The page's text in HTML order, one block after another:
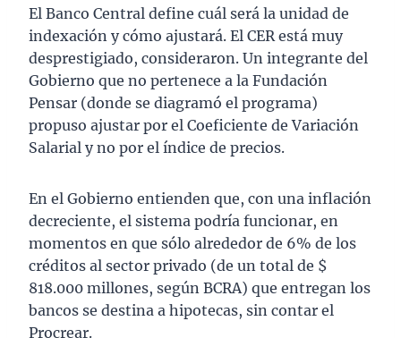
El Banco Central define cuál será la unidad de
indexación y cómo ajustará. El CER está muy
desprestigiado, consideraron. Un integrante del
Gobierno que no pertenece a la Fundación
Pensar (donde se diagramó el programa)
propuso ajustar por el Coeficiente de Variación
Salarial y no por el índice de precios.
En el Gobierno entienden que, con una inflación
decreciente, el sistema podría funcionar, en
momentos en que sólo alrededor de 6% de los
créditos al sector privado (de un total de $
818.000 millones, según BCRA) que entregan los
bancos se destina a hipotecas, sin contar el
Procrear.